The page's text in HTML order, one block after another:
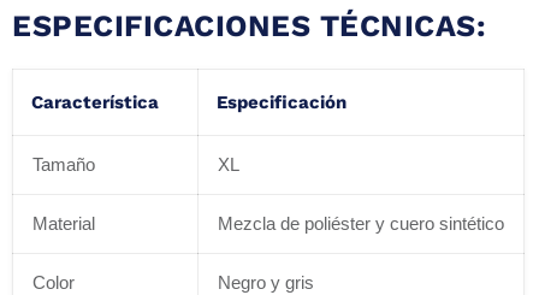
ESPECIFICACIONES TÉCNICAS:
Característica Especificación
Tamaño XL
Material Mezcla de poliéster y cuero sintético
Color Negro y gris